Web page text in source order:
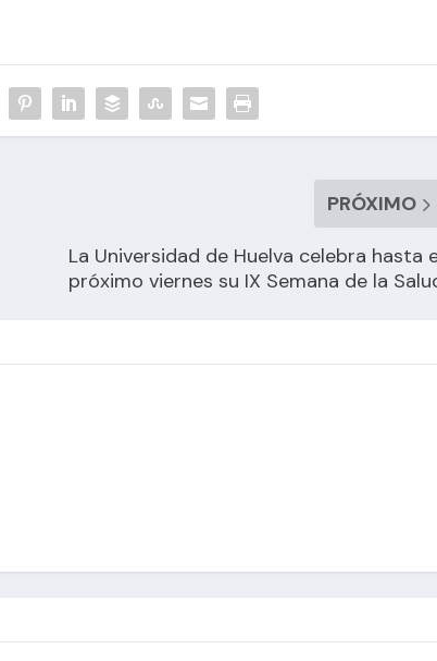
PRÓXIMO
La Universidad de Huelva celebra hasta
próximo viernes su IX Semana de la